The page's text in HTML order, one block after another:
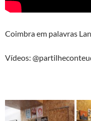
Coimbra em palavras
Vídeos: